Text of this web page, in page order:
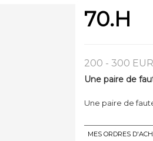
70.H
200 - 300 EUR
Une paire de
Une paire de
MES ORDRES